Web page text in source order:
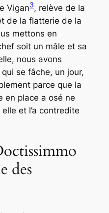
Vigan3, relève de la
de la flatterie de la
mettons en
soit un mâle et sa
nous avons
qui se fâche, un jour,
parce que la
en place a osé ne
et l’a contredite
des